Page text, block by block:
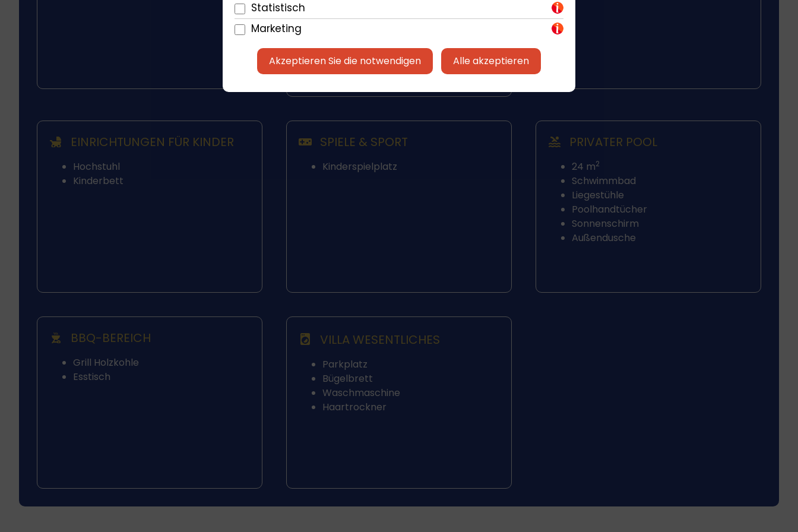
Statistisch
Marketing
Akzeptieren Sie die notwendigen Alle akzeptieren
Mikrowelle
Ofen
Geschirrspülmaschine
Toaster
EINRICHTUNGEN FÜR KINDER
Hochstuhl
Kinderbett
SPIELE & SPORT
Kinderspielplatz
PRIVATER POOL
24 m2
Schwimmbad
Liegestühle
Poolhandtücher
Sonnenschirm
Außendusche
BBQ-BEREICH
Grill Holzkohle
Esstisch
VILLA WESENTLICHES
Parkplatz
Bügelbrett
Waschmaschine
Haartrockner